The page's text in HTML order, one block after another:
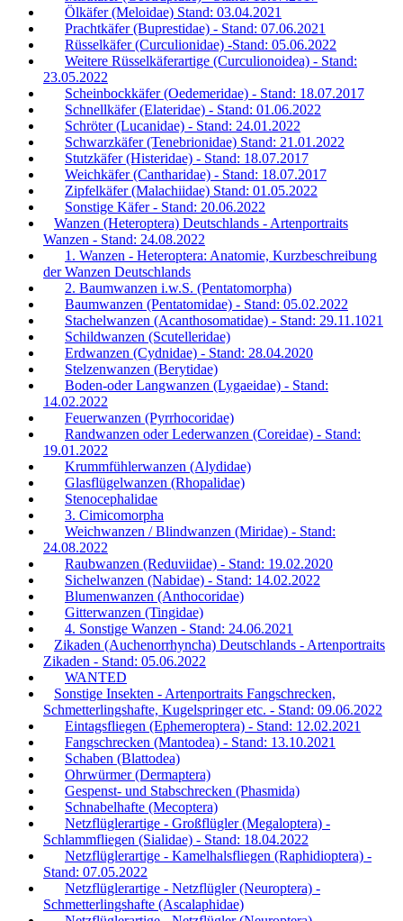
Ölkäfer (Meloidae) Stand: 03.04.2021
Prachtkäfer (Buprestidae) - Stand: 07.06.2021
Rüsselkäfer (Curculionidae) -Stand: 05.06.2022
Weitere Rüsselkäferartige (Curculionoidea) - Stand:
23.05.2022
Scheinbockkäfer (Oedemeridae) - Stand: 18.07.2017
Schnellkäfer (Elateridae) - Stand: 01.06.2022
Schröter (Lucanidae) - Stand: 24.01.2022
Schwarzkäfer (Tenebrionidae) Stand: 21.01.2022
Stutzkäfer (Histeridae) - Stand: 18.07.2017
Weichkäfer (Cantharidae) - Stand: 18.07.2017
Zipfelkäfer (Malachiidae) Stand: 01.05.2022
Sonstige Käfer - Stand: 20.06.2022
Wanzen (Heteroptera) Deutschlands - Artenportraits
Wanzen - Stand: 24.08.2022
1. Wanzen - Heteroptera: Anatomie, Kurzbeschreibung
der Wanzen Deutschlands
2. Baumwanzen i.w.S. (Pentatomorpha)
Baumwanzen (Pentatomidae) - Stand: 05.02.2022
Stachelwanzen (Acanthosomatidae) - Stand: 29.11.1021
Schildwanzen (Scutelleridae)
Erdwanzen (Cydnidae) - Stand: 28.04.2020
Stelzenwanzen (Berytidae)
Boden-oder Langwanzen (Lygaeidae) - Stand:
14.02.2022
Feuerwanzen (Pyrrhocoridae)
Randwanzen oder Lederwanzen (Coreidae) - Stand:
19.01.2022
Krummfühlerwanzen (Alydidae)
Glasflügelwanzen (Rhopalidae)
Stenocephalidae
3. Cimicomorpha
Weichwanzen / Blindwanzen (Miridae) - Stand:
24.08.2022
Raubwanzen (Reduviidae) - Stand: 19.02.2020
Sichelwanzen (Nabidae) - Stand: 14.02.2022
Blumenwanzen (Anthocoridae)
Gitterwanzen (Tingidae)
4. Sonstige Wanzen - Stand: 24.06.2021
Zikaden (Auchenorrhyncha) Deutschlands - Artenportraits
Zikaden - Stand: 05.06.2022
WANTED
Sonstige Insekten - Artenportraits Fangschrecken,
Schmetterlingshafte, Kugelspringer etc. - Stand: 09.06.2022
Eintagsfliegen (Ephemeroptera) - Stand: 12.02.2021
Fangschrecken (Mantodea) - Stand: 13.10.2021
Schaben (Blattodea)
Ohrwürmer (Dermaptera)
Gespenst- und Stabschrecken (Phasmida)
Schnabelhafte (Mecoptera)
Netzflüglerartige - Großflügler (Megaloptera) -
Schlammfliegen (Sialidae) - Stand: 18.04.2022
Netzflüglerartige - Kamelhalsfliegen (Raphidioptera) -
Stand: 07.05.2022
Netzflüglerartige - Netzflügler (Neuroptera) -
Schmetterlingshafte (Ascalaphidae)